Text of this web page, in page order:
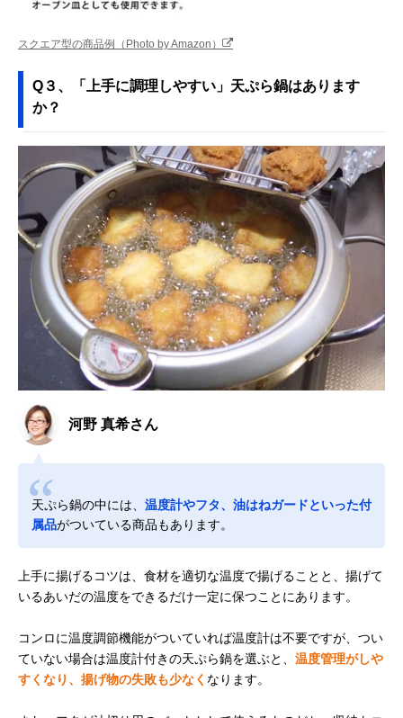
スクエア型の商品例（Photo by Amazon）
Q３、「上手に調理しやすい」天ぷら鍋はあります
か？
河野 真希さん
天ぷら鍋の中には、 温度計やフタ、油はねガードといった付
属品がついている商品もあります。
上手に揚げるコツは、食材を適切な温度で揚げることと、揚げて
いるあいだの温度をできるだけ一定に保つことにあります。
コンロに温度調節機能がついていれば温度計は不要ですが、つい
ていない場合は温度計付きの天ぷら鍋を選ぶと、 温度管理がしや
すくなり、揚げ物の失敗も少なく なります。